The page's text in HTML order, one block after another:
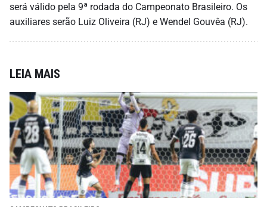
será válido pela 9ª rodada do Campeonato Brasileiro. Os
auxiliares serão Luiz Oliveira (RJ) e Wendel Gouvêa (RJ).
LEIA MAIS